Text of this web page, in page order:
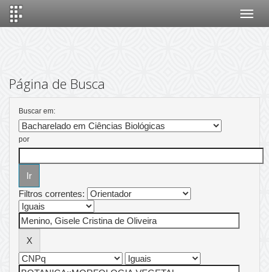
Página de Busca
Buscar em:
por
Filtros correntes: